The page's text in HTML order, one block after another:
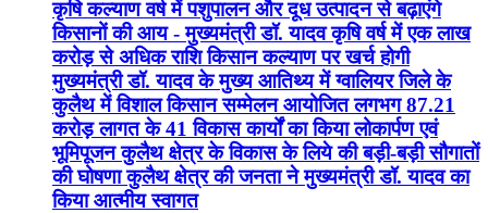
कृषि कल्याण वर्ष में पशुपालन और दूध उत्पादन से बढ़ाएंगे
किसानों की आय - मुख्यमंत्री डॉ. यादव कृषि वर्ष में एक लाख
करोड़ से अधिक राशि किसान कल्याण पर खर्च होगी
मुख्यमंत्री डॉ. यादव के मुख्य आतिथ्य में ग्वालियर जिले के
कुलैथ में विशाल किसान सम्मेलन आयोजित लगभग 87.21
करोड़ लागत के 41 विकास कार्यों का किया लोकार्पण एवं
भूमिपूजन कुलैथ क्षेत्र के विकास के लिये की बड़ी-बड़ी सौगातों
की घोषणा कुलैथ क्षेत्र की जनता ने मुख्यमंत्री डॉ. यादव का
किया आत्मीय स्वागत